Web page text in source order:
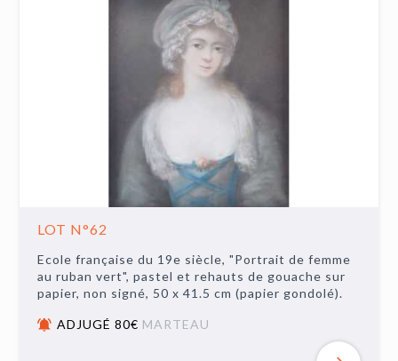
LOT N°62
Ecole française du 19e siècle, "Portrait de femme
au ruban vert", pastel et rehauts de gouache sur
papier, non signé, 50 x 41.5 cm (papier gondolé).
ADJUGÉ 80€ MARTEAU